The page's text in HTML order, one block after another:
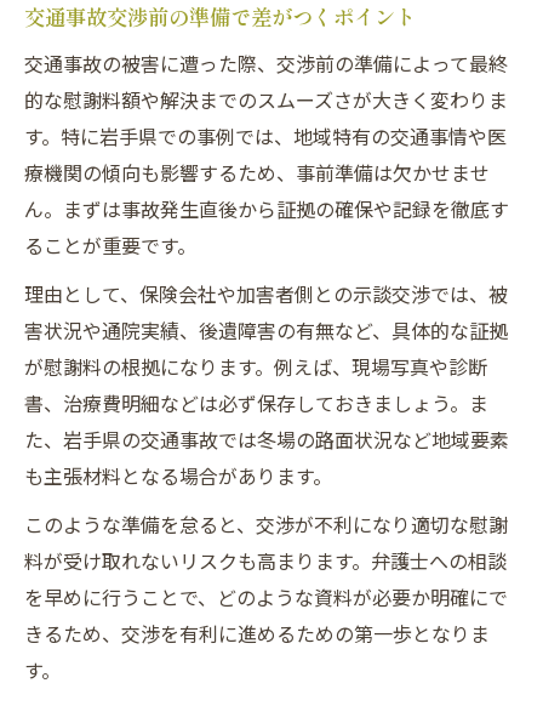
交通事故交渉前の準備で差がつくポイント
交通事故の被害に遭った際、交渉前の準備によって最終
的な慰謝料額や解決までのスムーズさが大きく変わりま
す。特に岩手県での事例では、地域特有の交通事情や医
療機関の傾向も影響するため、事前準備は欠かせませ
ん。まずは事故発生直後から証拠の確保や記録を徹底す
ることが重要です。
理由として、保険会社や加害者側との示談交渉では、被
害状況や通院実績、後遺障害の有無など、具体的な証拠
が慰謝料の根拠になります。例えば、現場写真や診断
書、治療費明細などは必ず保存しておきましょう。ま
た、岩手県の交通事故では冬場の路面状況など地域要素
も主張材料となる場合があります。
このような準備を怠ると、交渉が不利になり適切な慰謝
料が受け取れないリスクも高まります。弁護士への相談
を早めに行うことで、どのような資料が必要か明確にで
きるため、交渉を有利に進めるための第一歩となりま
す。